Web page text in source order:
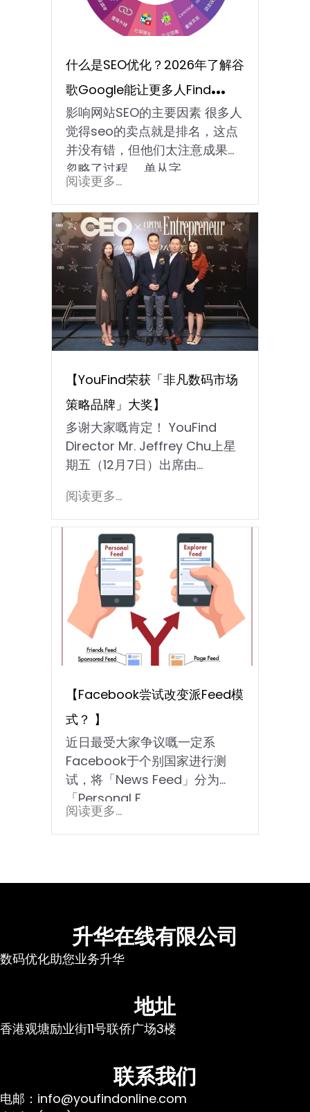
什么是SEO优化？2026年了解谷
歌Google能让更多人Find
You！
影响网站SEO的主要因素 很多人
觉得seo的卖点就是排名，这点
并没有错，但他们太注意成果而
忽略了过程。 单从字...
阅读更多...
【YouFind荣获「非凡数码市场
策略品牌」大奖】
多谢大家嘅肯定！ YouFind
Director Mr. Jeffrey Chu上星
期五（12月7日）出席由...
阅读更多...
【Facebook尝试改变派Feed模
式？ 】
近日最受大家争议嘅一定系
Facebook于个别国家进行测
试，将「News Feed」分为
「Personal F...
阅读更多...
升华在线有限公司
数码优化助您业务升华
地址
香港观塘励业街11号联侨广场3楼
联系我们
电邮：info@youfindonline.com